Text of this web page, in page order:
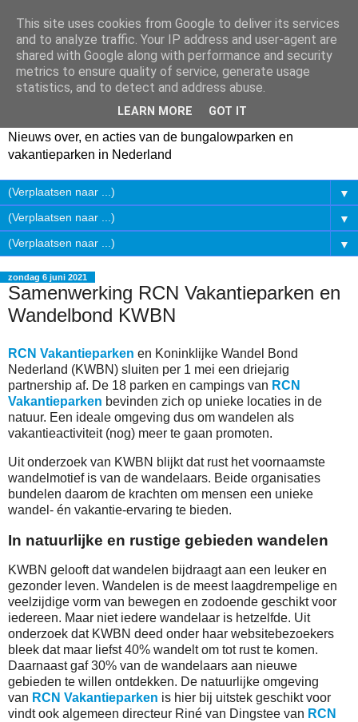
Nieuws over, en acties van de bungalowparken en
vakantieparken in Nederland
▼
▼
▼
zondag 6 juni 2021
Samenwerking RCN Vakantieparken en
Wandelbond KWBN
RCN Vakantieparken en Koninklijke Wandel Bond
Nederland (KWBN) sluiten per 1 mei een driejarig
partnership af. De 18 parken en campings van RCN
Vakantieparken bevinden zich op unieke locaties in de
natuur. Een ideale omgeving dus om wandelen als
vakantieactiviteit (nog) meer te gaan promoten.
Uit onderzoek van KWBN blijkt dat rust het voornaamste
wandelmotief is van de wandelaars. Beide organisaties
bundelen daarom de krachten om mensen een unieke
wandel- én vakantie-ervaring te bieden.
In natuurlijke en rustige gebieden wandelen
KWBN gelooft dat wandelen bijdraagt aan een leuker en
gezonder leven. Wandelen is de meest laagdrempelige en
veelzijdige vorm van bewegen en zodoende geschikt voor
iedereen. Maar niet iedere wandelaar is hetzelfde. Uit
onderzoek dat KWBN deed onder haar websitebezoekers
bleek dat maar liefst 40% wandelt om tot rust te komen.
Daarnaast gaf 30% van de wandelaars aan nieuwe
gebieden te willen ontdekken. De natuurlijke omgeving
van RCN Vakantieparken is hier bij uitstek geschikt voor
vindt ook algemeen directeur Riné van Dingstee van RCN
This site uses cookies from Google to deliver its services
and to analyze traffic. Your IP address and user-agent are
shared with Google along with performance and security
metrics to ensure quality of service, generate usage
statistics, and to detect and address abuse.
LEARN MORE GOT IT